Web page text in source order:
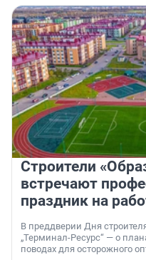
Строители
встречают
праздник на
В преддверии Дня
„Терминал-Ресурс“ — о
поводах для осторожного